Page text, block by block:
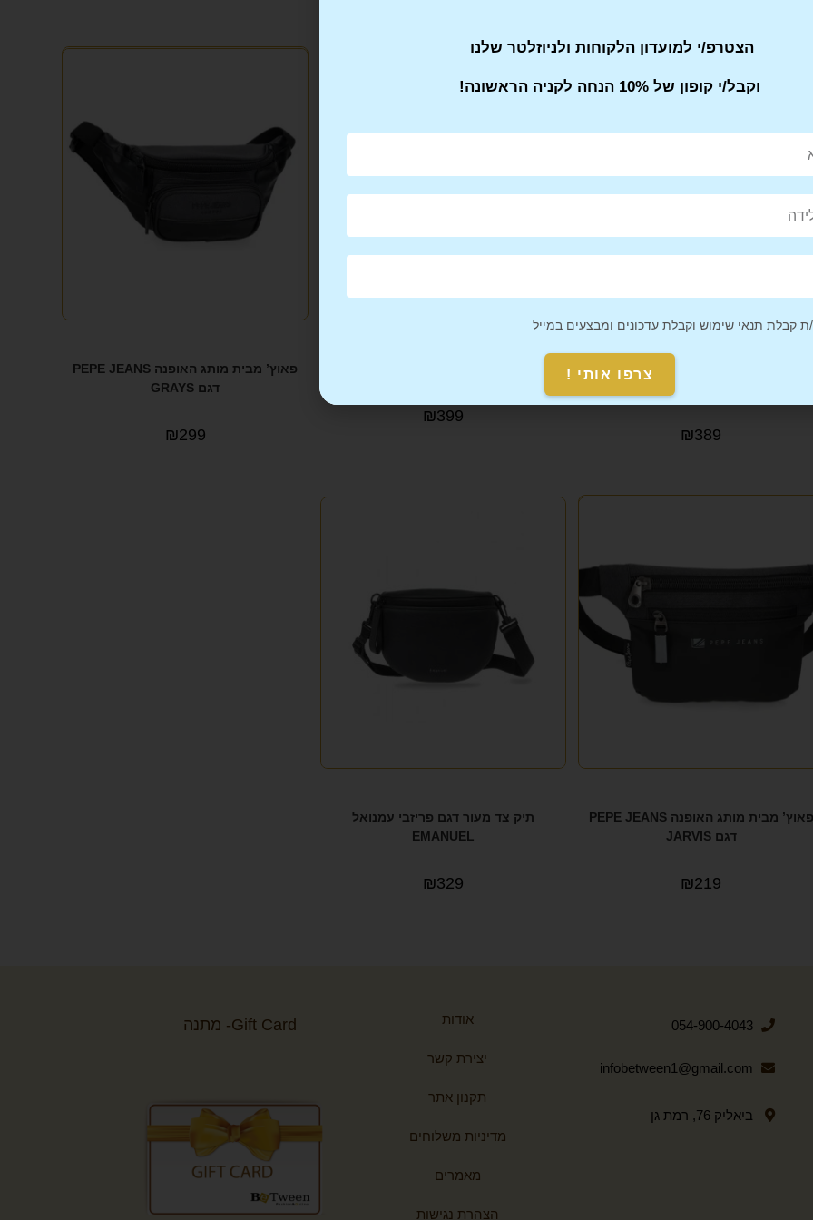
פאוץ עור במראה עסקי רשמי LEE
₪389
₪399
פאוץ’ מבית מותג האופנה PEPE JEANS
דגם GRAYS
₪299
פאוץ’ מבית מותג האופנה PEPE JEANS
דגם JARVIS
₪219
תיק צד מעור דגם פריזבי עמנואל
EMANUEL
₪329
054-900-4043
infobetween1@gmail.com
ביאליק 76, רמת גן
אודות
יצירת קשר
תקנון אתר
מדיניות משלוחים
מאמרים
הצהרת נגישות
Gift Card- מתנה
הצטרפ/י למועדון הלקוחות ולניוזלטר שלנו
וקבל/י קופון של 10% הנחה לקניה הראשונה!
קבלת תנאי שימוש וקבלת עדכונים ומבצעים במייל
צרפו אותי !